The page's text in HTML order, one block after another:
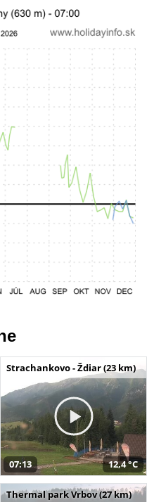
Strachankovo - Ždiar (23 km)
07:13 12,4 °C
Thermal park Vrbov (27 km)